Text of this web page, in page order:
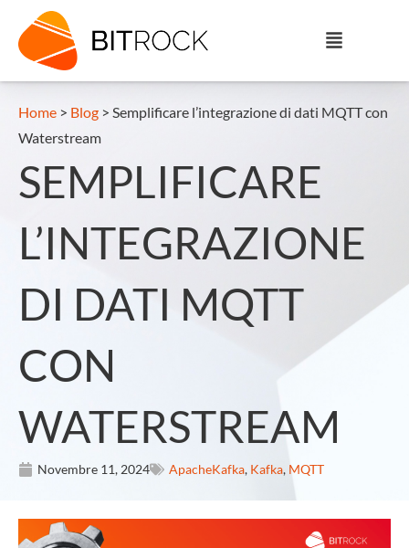
Home > Blog > Semplificare l’integrazione di dati MQTT con
Waterstream
SEMPLIFICARE
L’INTEGRAZIONE
DI DATI MQTT
CON
WATERSTREAM
Novembre 11, 2024 ApacheKafka, Kafka, MQTT